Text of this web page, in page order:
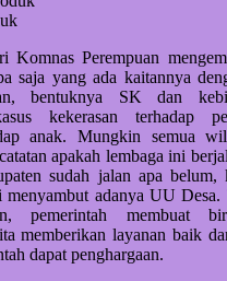
Komnas Perempuan
saja yang ada kaitannya
bentuknya SK dan
kekerasan terhadap
anak. Mungkin semua
apakah lembaga ini
sudah jalan apa belum,
menyambut adanya UU Desa.
pemerintah membuat
memberikan layanan baik
dapat penghargaan.